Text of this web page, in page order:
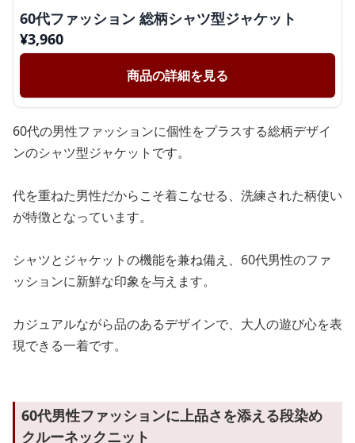
60代ファッション 総柄シャツ型ジャケット
¥3,960
商品の詳細を見る
60代の男性ファッションに個性をプラスする総柄デザイ
ンのシャツ型ジャケットです。
代を重ねた男性だからこそ着こなせる、洗練された柄使い
が特徴となっています。
シャツとジャケットの機能を兼ね備え、60代男性のファ
ッションに新鮮な印象を与えます。
カジュアルながら品のあるデザインで、大人の遊び心を表
現できる一着です。
60代男性ファッションに上品さを添える段染め
クルーネックニット